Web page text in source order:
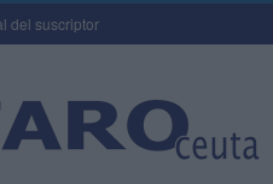
del suscriptor